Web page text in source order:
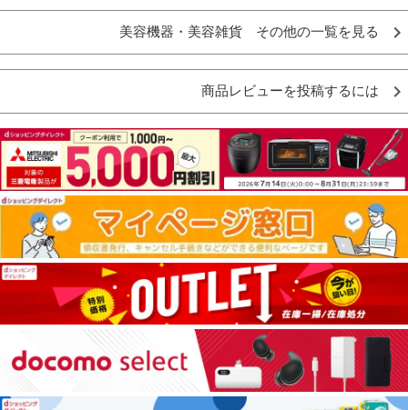
美容機器・美容雑貨 その他の一覧を見る
商品レビューを投稿するには